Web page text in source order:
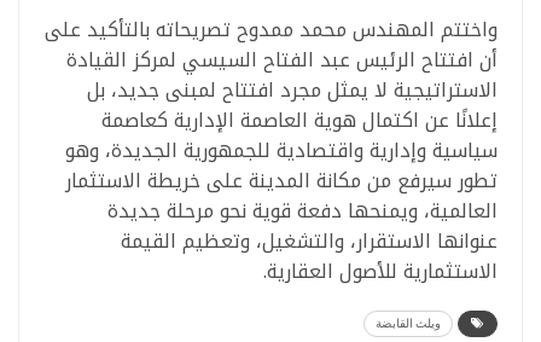
واختتم المهندس محمد ممدوح تصريحاته بالتأكيد على
أن افتتاح الرئيس عبد الفتاح السيسي لمركز القيادة
الاستراتيجية لا يمثل مجرد افتتاح لمبنى جديد، بل
إعلانًا عن اكتمال هوية العاصمة الإدارية كعاصمة
سياسية وإدارية واقتصادية للجمهورية الجديدة، وهو
تطور سيرفع من مكانة المدينة على خريطة الاستثمار
العالمية، ويمنحها دفعة قوية نحو مرحلة جديدة
عنوانها الاستقرار، والتشغيل، وتعظيم القيمة
الاستثمارية للأصول العقارية.
ويلث القابضة